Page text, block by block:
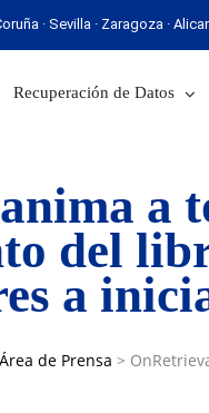
· Sevilla · Zaragoza ·
Recuperación de Datos
· A Coruña · Sevilla ·
a
del
a
Área de Prensa >